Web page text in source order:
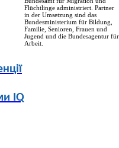
IQ
Flüchtlinge administriert. Partner
in der Umsetzung sind das
Bundesministerium für Bildung,
Familie, Senioren, Frauen und
Jugend und die Bundesagentur für
Arbeit.